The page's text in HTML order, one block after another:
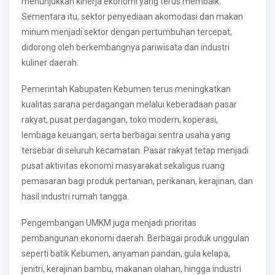
Sementara itu, sektor penyediaan akomodasi dan makan
minum menjadi sektor dengan pertumbuhan tercepat,
didorong oleh berkembangnya pariwisata dan industri
kuliner daerah.
Pemerintah Kabupaten Kebumen terus meningkatkan
kualitas sarana perdagangan melalui keberadaan pasar
rakyat, pusat perdagangan, toko modern, koperasi,
lembaga keuangan, serta berbagai sentra usaha yang
tersebar di seluruh kecamatan. Pasar rakyat tetap menjadi
pusat aktivitas ekonomi masyarakat sekaligus ruang
pemasaran bagi produk pertanian, perikanan, kerajinan, dan
hasil industri rumah tangga.
Pengembangan UMKM juga menjadi prioritas
pembangunan ekonomi daerah. Berbagai produk unggulan
seperti batik Kebumen, anyaman pandan, gula kelapa,
jenitri, kerajinan bambu, makanan olahan, hingga industri